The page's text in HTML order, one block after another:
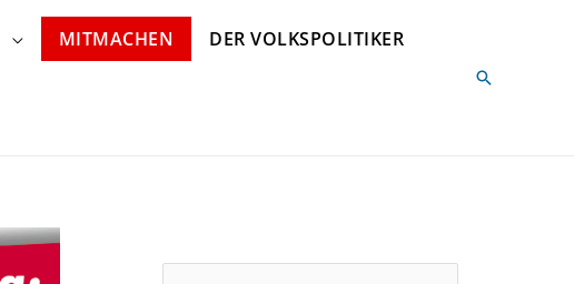
MITMACHEN DER VOLKSPOLITIKER